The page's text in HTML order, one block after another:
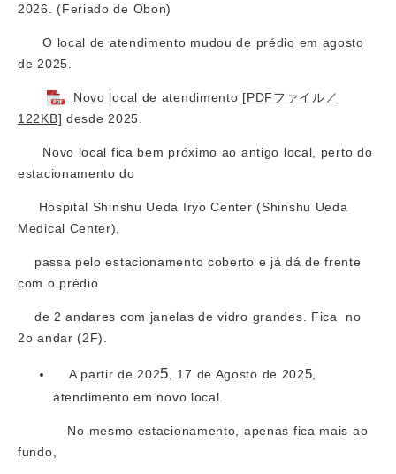
2026. (Feriado de Obon)​
O local de atendimento mudou de prédio em agosto
de 2025.
Novo local de atendimento [PDFファイル／
122KB] desde 2025.
Novo local fica bem próximo ao antigo local, perto do
estacionamento do
Hospital Shinshu Ueda Iryo Center (Shinshu Ueda
Medical Center),
passa pelo estacionamento coberto e já dá de frente
com o prédio
de 2 andares com janelas de vidro grandes. Fica no
2o andar (2F).
A partir de 2025 , 17 de Agosto de 2025
atendimento em novo local.
No mesmo estacionamento, apenas fica mais ao
fundo,